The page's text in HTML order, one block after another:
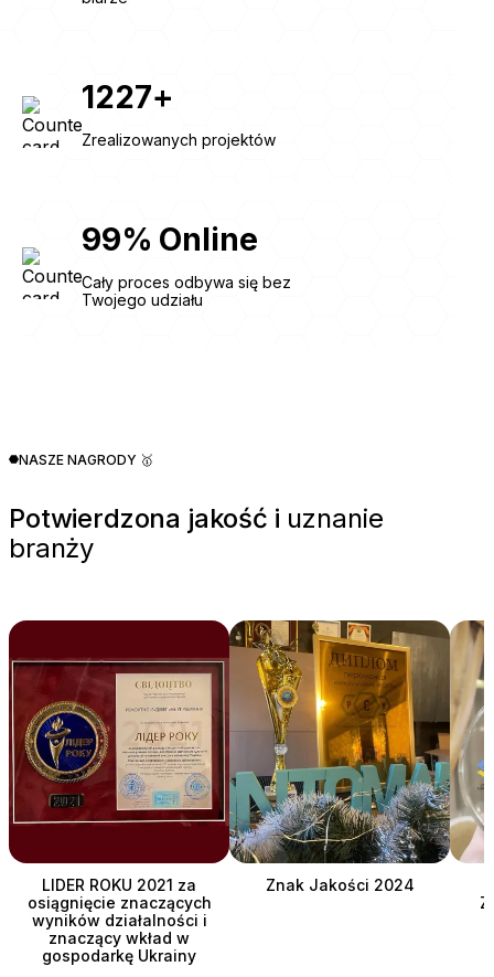
1227+
Zrealizowanych projektów
99% Online
Cały proces odbywa się bez
Twojego udziału
NASZE NAGRODY 🥇
Potwierdzona jakość i uznanie
branży
LIDER ROKU 2021 za
osiągnięcie znaczących
wyników działalności i
znaczący wkład w
gospodarkę Ukrainy
Znak Jakości 2024